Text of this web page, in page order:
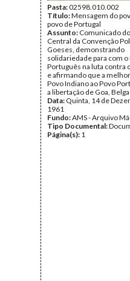
Pasta:02598.010.002
Título:Mensagem do
povo de Portugal
Assunto: Comunicado
Central da Convenção
Goeses, demonstrando
solidariedade para com o
Português na luta contra
e afirmando que a
Povo Indiano ao Povo
a libertação de Goa,
Data: Quinta, 14 de
1961
Fundo:AMS - Arquivo
Tipo Documental:
Página(s): 1